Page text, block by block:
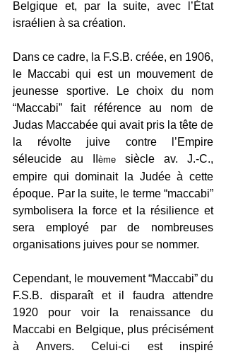
Belgique et, par la suite, avec l’État
israélien à sa création.
Dans ce cadre, la F.S.B. créée, en 1906,
le Maccabi qui est un mouvement de
jeunesse sportive. Le choix du nom
“Maccabi” fait référence au nom de
Judas Maccabée qui avait pris la tête de
la révolte juive contre l’Empire
séleucide au II ème siècle av. J.-C.,
empire qui dominait la Judée à cette
époque. Par la suite, le terme “maccabi”
symbolisera la force et la résilience et
sera employé par de nombreuses
organisations juives pour se nommer.
Cependant, le mouvement “Maccabi” du
F.S.B. disparaît et il faudra attendre
1920 pour voir la renaissance du
Maccabi en Belgique, plus précisément
à Anvers. Celui-ci est inspiré